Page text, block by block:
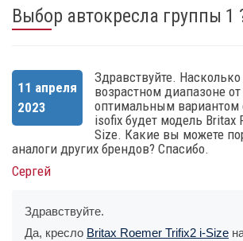
Выбор автокресла группы 1
11 апреля
2023
Здравствуйте.
возрастном диапазоне
оптимальным вариантом
isofix будет модель Britax
Size. Какие вы можете
аналоги других брендов? Спасибо.
Сергей
Здравствуйте.
Да, кресло Britax Roemer Trifix2 i-Size